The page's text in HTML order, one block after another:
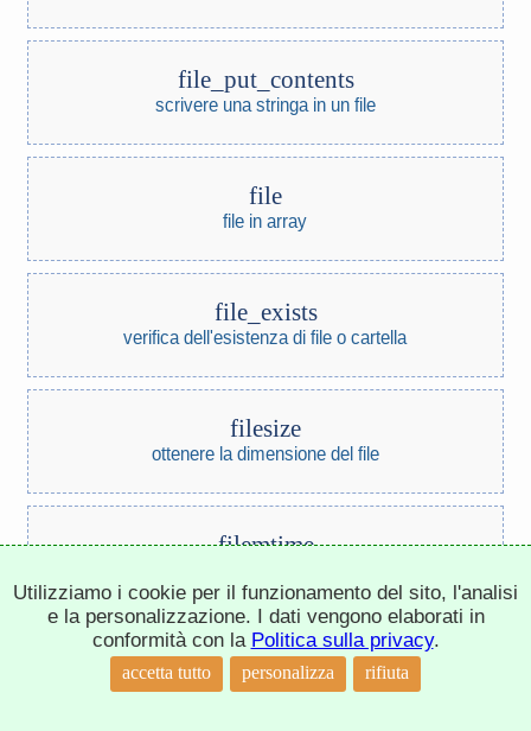
file_put_contents
scrivere una stringa in un file
file
file in array
file_exists
verifica dell'esistenza di file o cartella
filesize
ottenere la dimensione del file
filemtime
filectime
ora di creazione del file
Utilizziamo i cookie per il funzionamento del sito, l'analisi
e la personalizzazione. I dati vengono elaborati in
conformità con la Politica sulla privacy.
accetta tutto personalizza rifiuta